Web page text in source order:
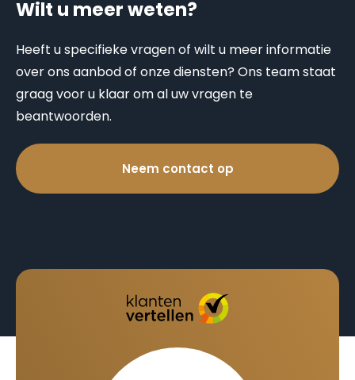
Wilt u meer weten?
Heeft u specifieke vragen of wilt u meer informatie
over ons aanbod of onze diensten? Ons team staat
graag voor u klaar om al uw vragen te
beantwoorden.
Neem contact op